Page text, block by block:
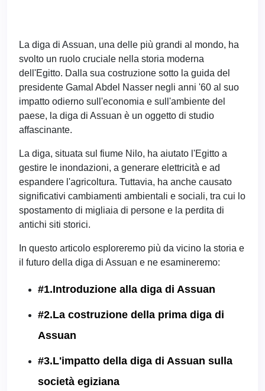
La diga di Assuan, una delle più grandi al mondo, ha
svolto un ruolo cruciale nella storia moderna
dell'Egitto. Dalla sua costruzione sotto la guida del
presidente Gamal Abdel Nasser negli anni '60 al suo
impatto odierno sull'economia e sull'ambiente del
paese, la diga di Assuan è un oggetto di studio
affascinante.
La diga, situata sul fiume Nilo, ha aiutato l'Egitto a
gestire le inondazioni, a generare elettricità e ad
espandere l'agricoltura. Tuttavia, ha anche causato
significativi cambiamenti ambientali e sociali, tra cui lo
spostamento di migliaia di persone e la perdita di
antichi siti storici.
In questo articolo esploreremo più da vicino la storia e
il futuro della diga di Assuan e ne esamineremo:
#1.Introduzione alla diga di Assuan
#2.La costruzione della prima diga di
Assuan
#3.L'impatto della diga di Assuan sulla
società egiziana